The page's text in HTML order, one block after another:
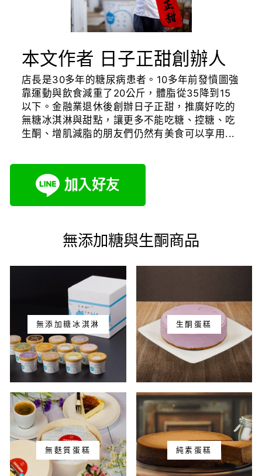
本文作者 日子正甜創辦人
店長是30多年的糖尿病患者。10多年前發憤圖強
靠運動與飲食減重了20公斤，體脂從35降到15
以下。金融業退休後創辦日子正甜，推廣好吃的
無糖冰淇淋與甜點，讓更多不能吃糖、控糖、吃
生酮、增肌減脂的朋友們仍然有美食可以享用...
無添加糖與生酮商品
無添加糖冰淇淋 生酮蛋糕
無麩質蛋糕 純素蛋糕